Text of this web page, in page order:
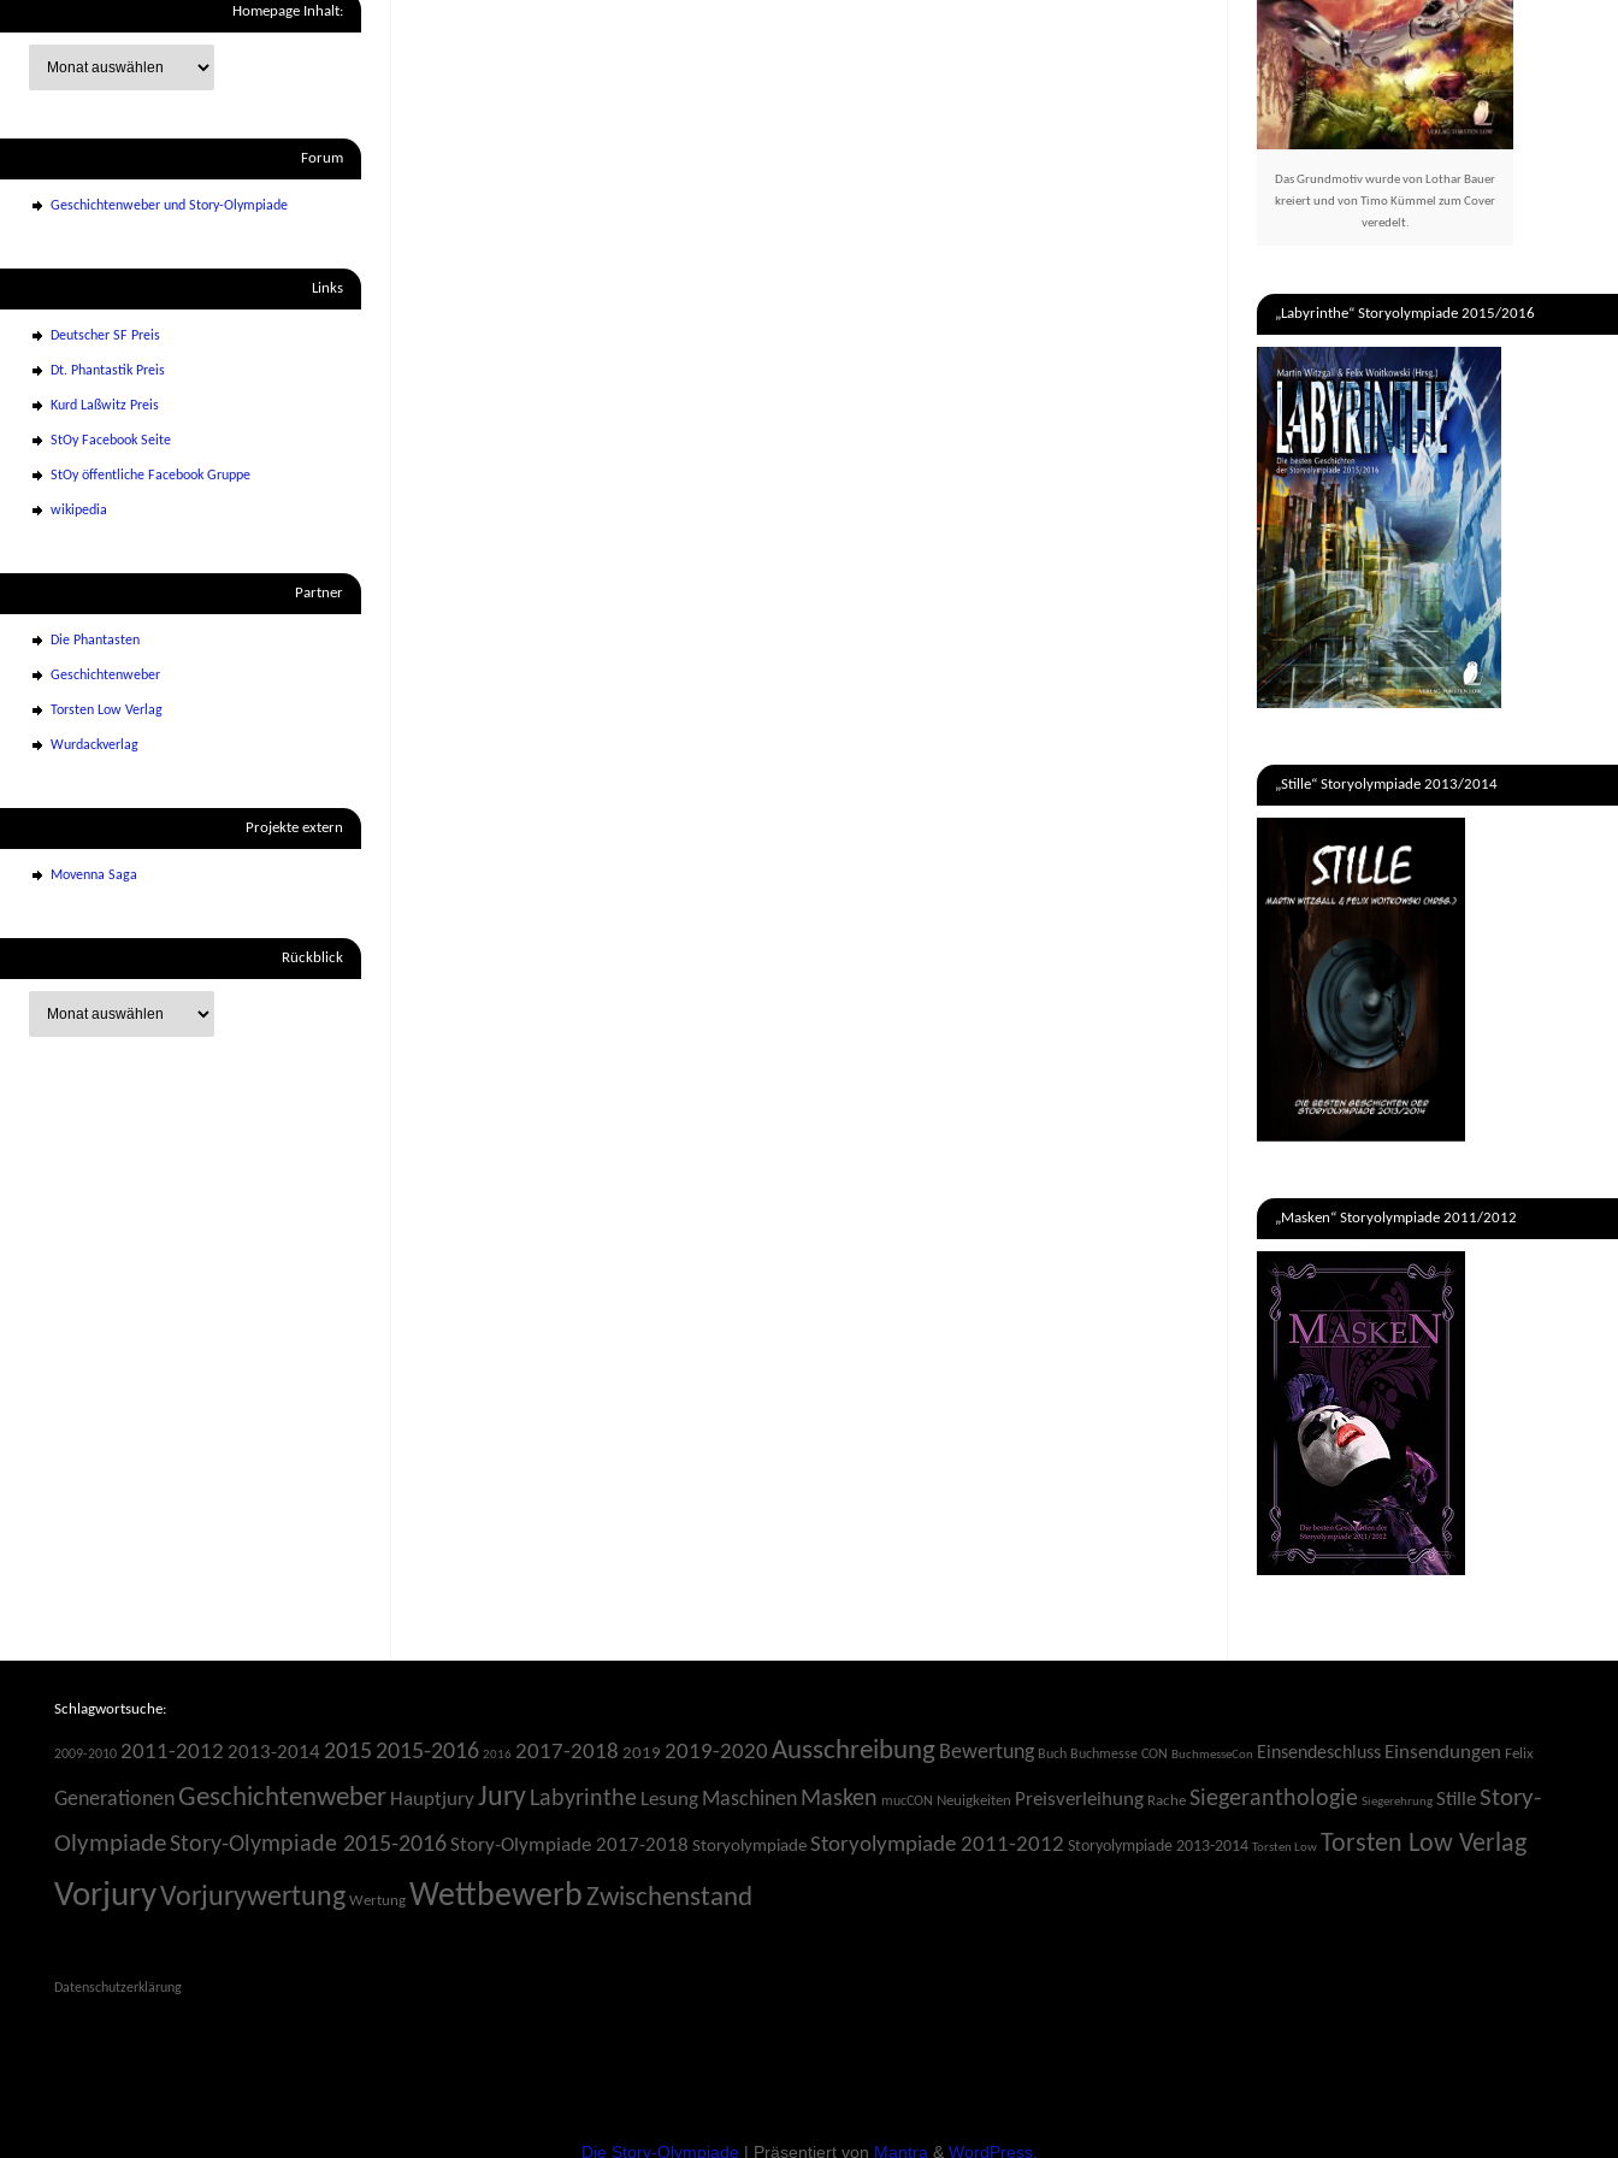
Homepage Inhalt:
Forum
Geschichtenweber und Story-Olympiade
Links
Deutscher SF Preis
Dt. Phantastik Preis
Kurd Laßwitz Preis
StOy Facebook Seite
StOy öffentliche Facebook Gruppe
wikipedia
Partner
Die Phantasten
Geschichtenweber
Torsten Low Verlag
Wurdackverlag
Projekte extern
Movenna Saga
Rückblick
Das Grundmotiv wurde von Lothar Bauer
kreiert und von Timo Kümmel zum Cover
veredelt.
„Labyrinthe“ Storyolympiade 2015/2016
„Stille“ Storyolympiade 2013/2014
„Masken“ Storyolympiade 2011/2012
Schlagwortsuche:
2009-2010 2011-2012 2013-2014 2015 2015-2016 2016 2017-2018 2019 2019-2020 Ausschreibung Bewertung Buch Buchmesse CON BuchmesseCon Einsendeschluss Einsendungen Felix
Generationen Geschichtenweber HauptjuryJury Labyrinthe Lesung Maschinen Masken mucCON Neuigkeiten Preisverleihung Rache Siegeranthologie Siegerehrung Stille Story-
Olympiade Story-Olympiade 2015-2016Story-Olympiade 2017-2018 Storyolympiade Storyolympiade 2011-2012 Storyolympiade 2013-2014 Torsten Low Torsten Low Verlag
VorjuryVorjurywertung Wertung WettbewerbZwischenstand
Datenschutzerklärung
Die Story-Olympiade| Präsentiert von Mantra & WordPress.